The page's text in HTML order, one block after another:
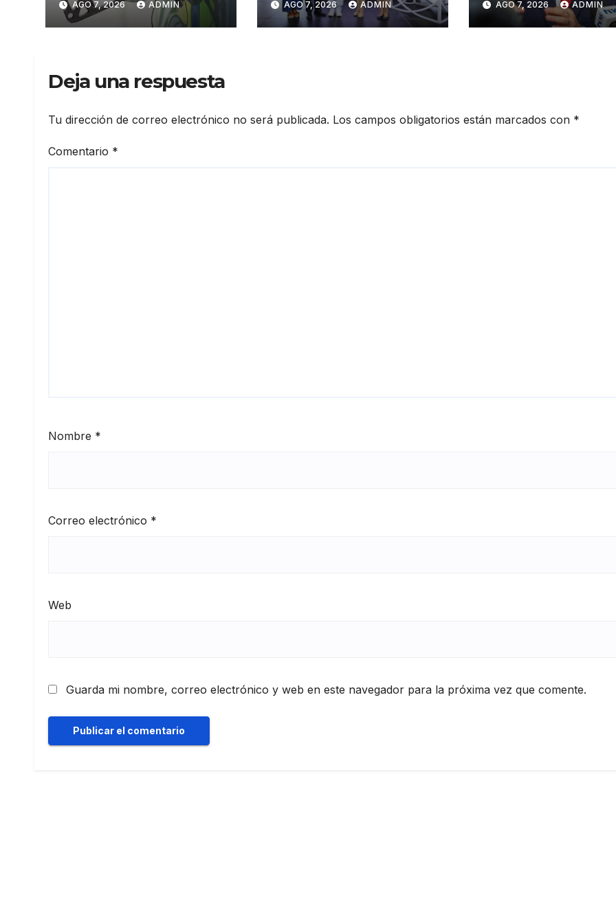
premium y regular
AGO 7, 2026 ADMIN
Primer Congreso de
Artesanos de
AGO 7, 2026 ADMIN
Suprema Corte
Justicia
AGO 7, 2026 ADMIN
Deja una respuesta
Tu dirección de correo electrónico no será publicada. Los campos obligatorios están marcados con *
Comentario *
Nombre *
Correo electrónico *
Web
Guarda mi nombre, correo electrónico y web en este navegador para la próxima vez que comente.